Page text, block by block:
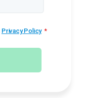
Privacy Policy